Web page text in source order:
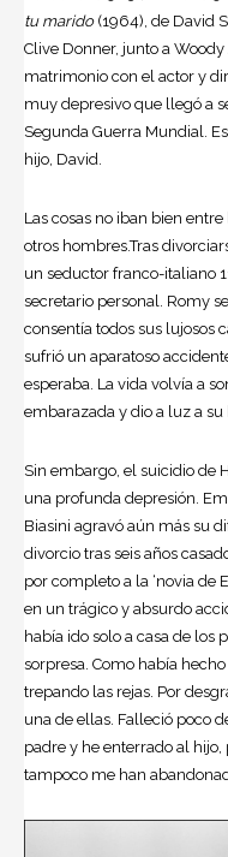
tu marido (1964), de David
Clive Donner, junto a
matrimonio con el actor y
muy depresivo que llegó a
Segunda Guerra Mundial.
hijo, David.
Las cosas no iban bien
otros hombres.Tras
un seductor franco-italiano
secretario personal. Romy
consentía todos sus lujosos
sufrió un aparatoso
esperaba. La vida volvía a
embarazada y dio a luz a su
Sin embargo, el suicidio de
una profunda depresión.
Biasini agravó aún más su
divorcio tras seis años
por completo a la ‘novia de
en un trágico y absurdo
había ido solo a casa de los
sorpresa. Como había
trepando las rejas. Por
una de ellas. Falleció poco
padre y he enterrado al
tampoco me han